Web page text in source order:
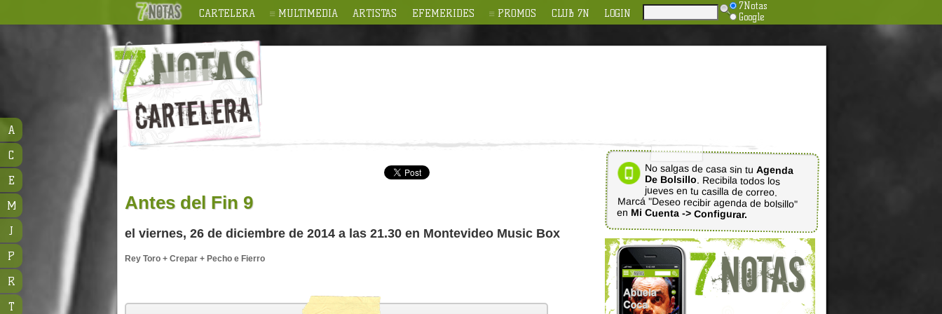
CARTELERA MULTIMEDIA ARTISTAS EFEMERIDES PROMOS CLUB 7N LOGIN
7Notas
Google
Antes del Fin 9
el viernes, 26 de diciembre de 2014 a las 21.30 en Montevideo Music Box
Rey Toro + Crepar + Pecho e Fierro
No salgas de casa sin tu Agenda
De Bolsillo. Recibila todos los
jueves en tu casilla de correo.
Marcá "Deseo recibir agenda de bolsillo"
en Mi Cuenta -> Configurar.
A
C
E
M
J
P
R
T